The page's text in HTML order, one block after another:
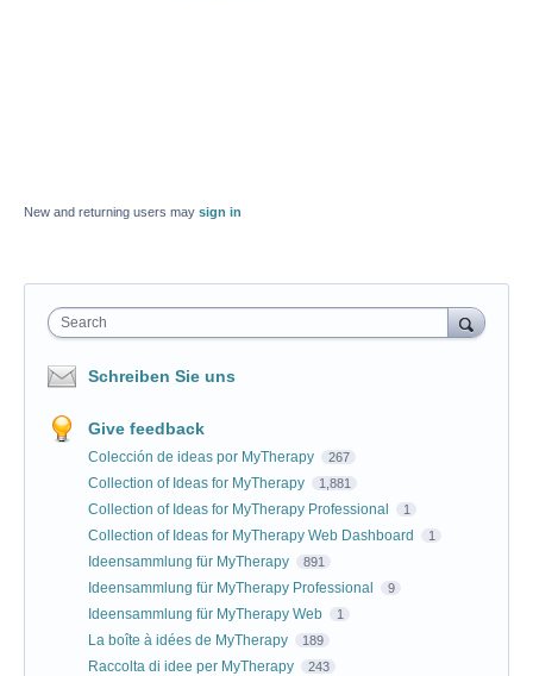
New and returning users may sign in
Search
Schreiben Sie uns
Give feedback
Colección de ideas por MyTherapy 267
Collection of Ideas for MyTherapy 1,881
Collection of Ideas for MyTherapy Professional 1
Collection of Ideas for MyTherapy Web Dashboard 1
Ideensammlung für MyTherapy 891
Ideensammlung für MyTherapy Professional 9
Ideensammlung für MyTherapy Web 1
La boîte à idées de MyTherapy 189
Raccolta di idee per MyTherapy 243